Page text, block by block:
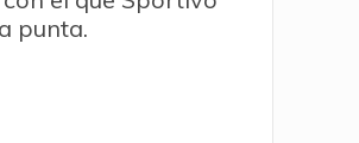
punta.